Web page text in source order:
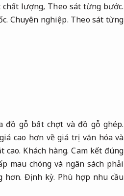
lượng, Theo sát từng bước.
Chuyên nghiệp. Theo sát từng
đồ gỗ bất chợt và đồ gỗ ghép.
cao hơn về giá trị văn hóa và
cao. Khách hàng. Cam kết đúng
mau chóng và ngân sách phải
hơn. Định kỳ. Phù hợp nhu cầu